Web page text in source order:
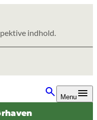
indhold.
Menu